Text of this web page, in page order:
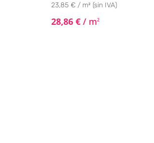
23,85 € / m² (sin IVA)
28,86€ / m2